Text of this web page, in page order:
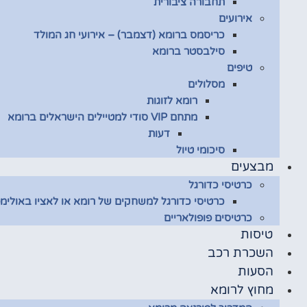
אירועים
כריסמס ברומא (דצמבר) – אירועי חג המולד
סילבסטר ברומא
טיפים
מסלולים
רומא לזוגות
מתחם VIP סודי למטיילים הישראלים ברומא
דעות
סיכומי טיול
מבצעים
כרטיסי כדורגל
כרטיסי כדורגל למשחקים של רומא או לאציו
כרטיסים פופולאריים
טיסות
השכרת רכב
הסעות
מחוץ לרומא